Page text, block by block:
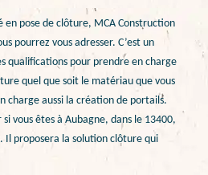
en pose de clôture, MCA Construction
pourrez vous adresser. C’est un
qualifications pour prendre en charge
quel que soit le matériau que vous
charge aussi la création de portails.
vous êtes à Aubagne, dans le 13400,
Il proposera la solution clôture qui